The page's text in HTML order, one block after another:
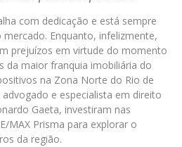
com dedicação e está sempre
Enquanto, infelizmente,
prejuízos em virtude do momento
da maior franquia imobiliária do
na Zona Norte do Rio de
advogado e especialista em direito
Gaeta, investiram nas
MAX Prisma para explorar o
da região.